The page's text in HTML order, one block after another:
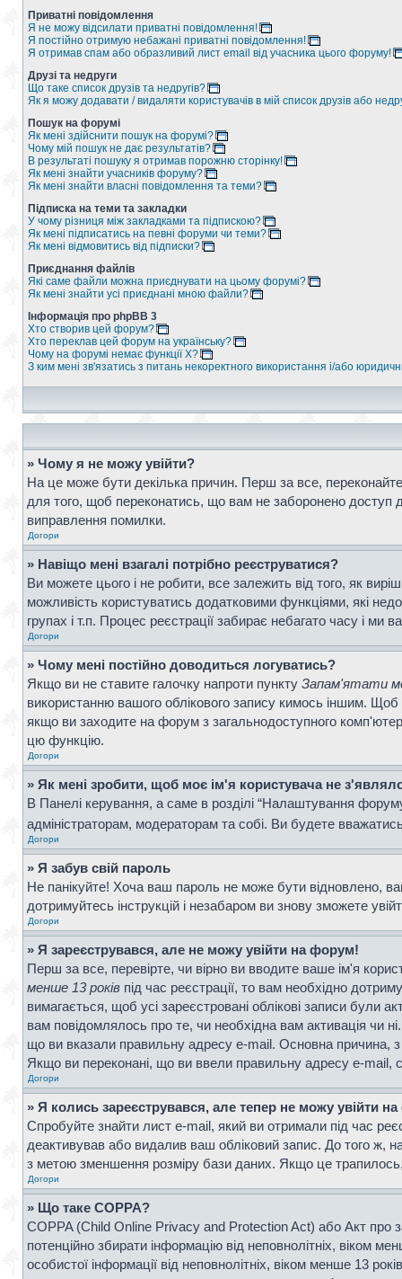
Приватні повідомлення
Я не можу відсилати приватні повідомлення!
Я постійно отримую небажані приватні повідомлення!
Я отримав спам або образливий лист email від учасника цього форуму!
Друзі та недруги
Що таке список друзів та недругів?
Як я можу додавати / видаляти користувачів в мій список друзів або
Пошук на форумі
Як мені здійснити пошук на форумі?
Чому мій пошук не дає результатів?
В результаті пошуку я отримав порожню сторінку!
Як мені знайти учасників форуму?
Як мені знайти власні повідомлення та теми?
Підписка на теми та закладки
У чому різниця між закладками та підпискою?
Як мені підписатись на певні форуми чи теми?
Як мені відмовитись від підписки?
Приєднання файлів
Які саме файли можна приєднувати на цьому форумі?
Як мені знайти усі приєднані мною файли?
Інформація про phpBB 3
Хто створив цей форум?
Хто переклав цей форум на українську?
Чому на форумі немає функції X?
З ким мені зв'язатись з питань некоректного використання і/або
» Чому я не можу увійти?
На це може бути декілька причин. Перш за все,
для того, щоб переконатись, що вам не заборонено доступ
виправлення помилки.
Догори
» Навіщо мені взагалі потрібно реєструватися?
Ви можете цього і не робити, все залежить від того, як
можливість користуватись додатковими функціями, які
групах і т.п. Процес реєстрації забирає небагато часу і ми
Догори
» Чому мені постійно доводиться логуватись?
Якщо ви не ставите галочку напроти пункту Запам'ятати
використанню вашого облікового запису кимось іншим.
якщо ви заходите на форум з загальнодоступного
цю функцію.
Догори
» Як мені зробити, щоб моє ім'я користувача не
В Панелі керування, а саме в розділі “Налаштування
адміністраторам, модераторам та собі. Ви будете
Догори
» Я забув свій пароль
Не панікуйте! Хоча ваш пароль не може бути відновлено,
дотримуйтесь інструкцій і незабаром ви знову зможете
Догори
» Я зареєструвався, але не можу увійти на форум!
Перш за все, перевірте, чи вірно ви вводите ваше ім'я
менше 13 років під час реєстрації, то вам необхідно
вимагається, щоб усі зареєстровані облікові записи були
вам повідомлялось про те, чи необхідна вам активація чи
що ви вказали правильну адресу e-mail. Основна причина,
Якщо ви переконані, що ви ввели правильну адресу e-mail,
Догори
» Я колись зареєструвався, але тепер не можу увійти
Спробуйте знайти лист e-mail, який ви отримали під час
деактивував або видалив ваш обліковий запис. До того ж,
з метою зменшення розміру бази даних. Якщо це
Догори
» Що таке COPPA?
COPPA (Child Online Privacy and Protection Act) або Акт про
потенційно збирати інформацію від неповнолітніх, віком
особистої інформації від неповнолітніх, віком менше 13